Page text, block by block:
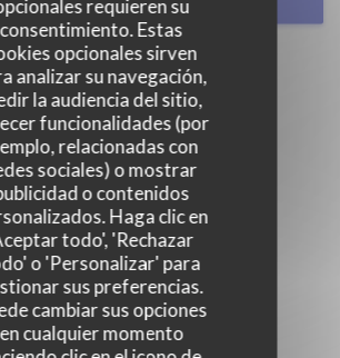
requieren su
consentimiento. Estas
opcionales sirven
analizar su navegación,
la audiencia del sitio,
funcionalidades (por
relacionadas con
sociales) o mostrar
o contenidos
Haga clic en
todo', 'Rechazar
o 'Personalizar' para
sus preferencias.
cambiar sus opciones
en cualquier momento
RESERVAR UNA MESA